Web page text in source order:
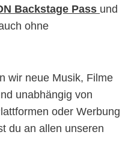
Backstage Pass und
ohne
wir neue Musik, Filme
unabhängig von
oder Werbung
du an allen unseren